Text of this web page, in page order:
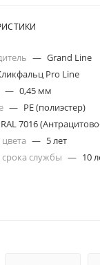
— Grand Line
Pro Line
— 0,45 мм
— PE (полиэстер)
RAL 7016
— 5 лет
срока службы — 10